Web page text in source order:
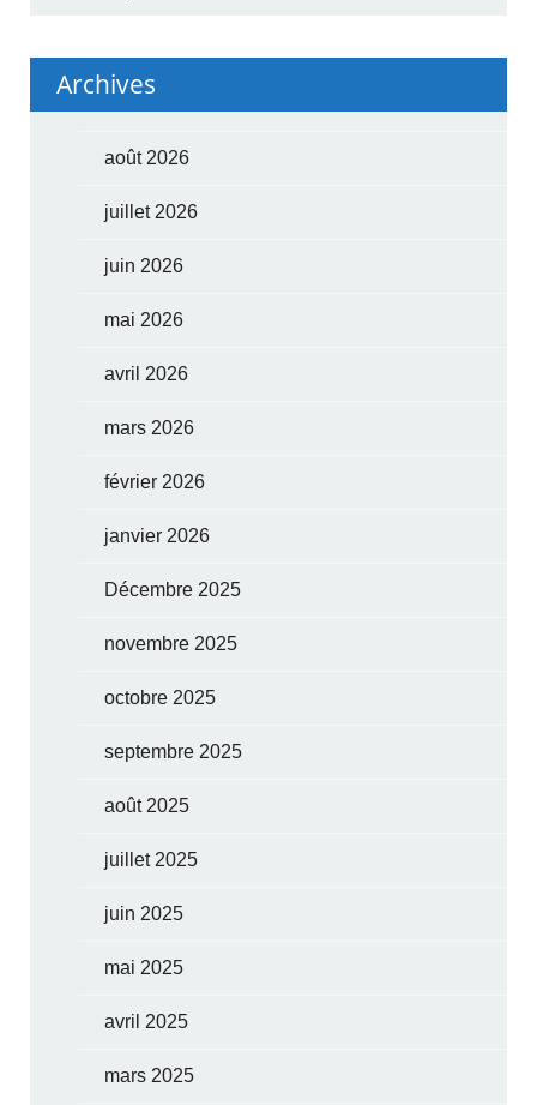
Archives
août 2026
juillet 2026
juin 2026
mai 2026
avril 2026
mars 2026
février 2026
janvier 2026
Décembre 2025
novembre 2025
octobre 2025
septembre 2025
août 2025
juillet 2025
juin 2025
mai 2025
avril 2025
mars 2025